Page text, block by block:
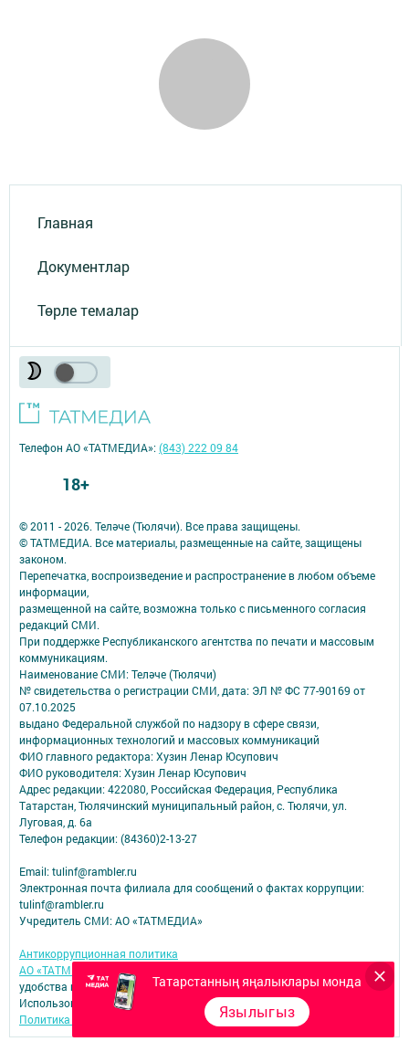
Главная
Документлар
Төрле темалар
Татарстанның яңалыклары монда
Язылыгыз
© 2011 - 2026. Теләче (Тюлячи). Все права защищены.
© ТАТМЕДИА. Все материалы, размещенные на сайте, защищены
законом.
Перепечатка, воспроизведение и распространение в любом объеме
информации,
размещенной на сайте, возможна только с письменного согласия
редакций СМИ.
При поддержке Республиканского агентства по печати и массовым
коммуникациям.
Наименование СМИ: Теләче (Тюлячи)
№ свидетельства о регистрации СМИ, дата: ЭЛ № ФС 77-90169 от
07.10.2025
выдано Федеральной службой по надзору в сфере связи,
информационных технологий и массовых коммуникаций
ФИО главного редактора: Хузин Ленар Юсупович
ФИО руководителя: Хузин Ленар Юсупович
Адрес редакции: 422080, Российская Федерация, Республика
Татарстан, Тюлячинский муниципальный район, с. Тюлячи, ул.
Луговая, д. 6а
Телефон редакции: (84360)2-⁠13-⁠27
Email: tulinf@rambler.ru
Электронная почта филиала для сообщений о фактах коррупции:
tulinf@rambler.ru
Учредитель СМИ: АО «ТАТМЕДИА»
Антикоррупционная политика
АО «ТАТМЕДИА» использует «cookie»
для персонализации сервисов и
удобства пользователей сайтом.
Использование «cookie» можно отменить в настройках браузера.
Политика конфиденциальности
Телефон АО «ТАТМЕДИА»:(843) 222 09 84
18+